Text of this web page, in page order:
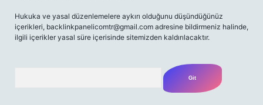
Hukuka ve yasal düzenlemelere aykırı olduğunu düşündüğünüz
içerikleri, backlinkpanelicomtr@gmail.com adresine bildirmeniz halinde,
ilgili içerikler yasal süre içerisinde sitemizden kaldırılacaktır.